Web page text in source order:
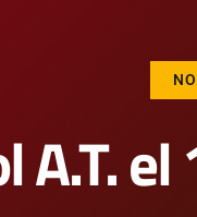
A.T.